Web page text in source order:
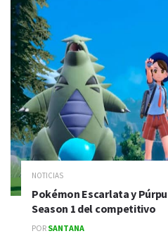
NOTICIAS
Pokémon Escarlata y
Season 1 del competitivo
POR SANTANA